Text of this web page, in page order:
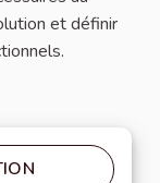
et définir